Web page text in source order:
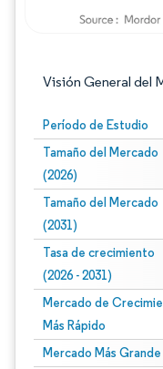
Visión General del
Período de Estudio
Tamaño del Mercado
(2026)
Tamaño del Mercado
(2031)
Tasa de crecimiento
(2026 - 2031)
Mercado de
Más Rápido
Mercado Más Grande